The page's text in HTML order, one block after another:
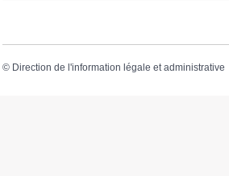
© Direction de l'information légale et administrative